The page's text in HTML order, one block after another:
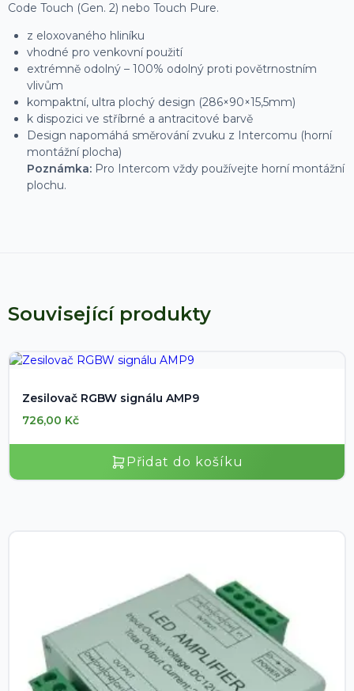
Code Touch (Gen. 2) nebo Touch Pure.
z eloxovaného hliníku
vhodné pro venkovní použití
extrémně odolný – 100% odolný proti povětrnostním
vlivům
kompaktní, ultra plochý design (286×90×15,5mm)
k dispozici ve stříbrné a antracitové barvě
Design napomáhá směrování zvuku z Intercomu (horní
montážní plocha)
Poznámka: Pro Intercom vždy používejte horní montážní
plochu.
Související produkty
Zesilovač RGBW signálu AMP9
726,00 Kč
Přidat do košíku